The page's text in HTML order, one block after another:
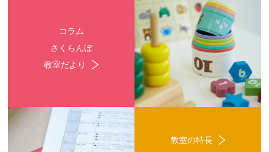
コラム
さくらんぼ
教室だより
教室の特長